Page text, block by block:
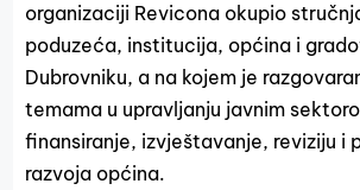
organizaciji Revicona okupio
poduzeća, institucija, općina i
Dubrovniku, a na kojem je
temama u upravljanju javnim
finansiranje, izvještavanje, reviziju i
razvoja općina.